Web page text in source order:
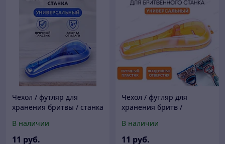
Чехол / футляр для
хранения бритвы / станка
(синий)
В наличии
11 руб.
Чехол / футляр для
хранения бритв /
Gillette и других брендов
(оранжевый)
В наличии
11 руб.